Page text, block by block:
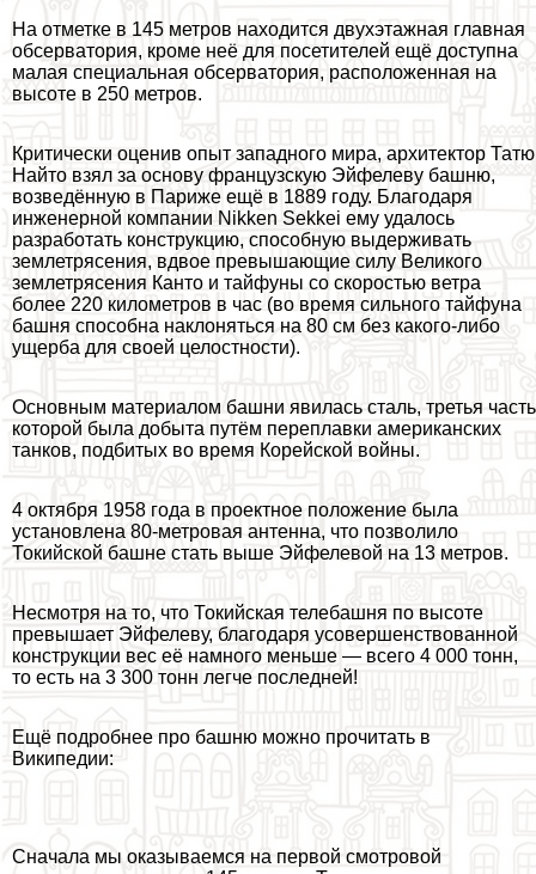
На отметке в 145 метров находится двухэтажная главная
обсерватория, кроме неё для посетителей ещё доступна
малая специальная обсерватория, расположенная на
высоте в 250 метров.
Критически оценив опыт западного мира, архитектор Татю
Найто взял за основу французскую Эйфелеву башню,
возведённую в Париже ещё в 1889 году. Благодаря
инженерной компании Nikken Sekkei ему удалось
разработать конструкцию, способную выдерживать
землетрясения, вдвое превышающие силу Великого
землетрясения Канто и тайфуны со скоростью ветра
более 220 километров в час (во время сильного тайфуна
башня способна наклоняться на 80 см без какого-либо
ущерба для своей целостности).
Основным материалом башни явилась сталь, третья часть
которой была добыта путём переплавки американских
танков, подбитых во время Корейской войны.
4 октября 1958 года в проектное положение была
установлена 80-метровая антенна, что позволило
Токийской башне стать выше Эйфелевой на 13 метров.
Несмотря на то, что Токийская телeбашня по высоте
превышает Эйфелеву, благодаря усовершенствованной
конструкции вес её намного меньше — всего 4 000 тонн,
то есть на 3 300 тонн легче последней!
Ещё подробнее про башню можно прочитать в
Википедии:
Сначала мы оказываемся на первой смотровой